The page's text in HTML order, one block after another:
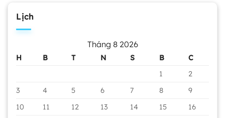
Lịch
Tháng 8 2026
H B T N S B
C
1
2
3
4 5 6 7 8
9
10
11 12 13 14 15
16